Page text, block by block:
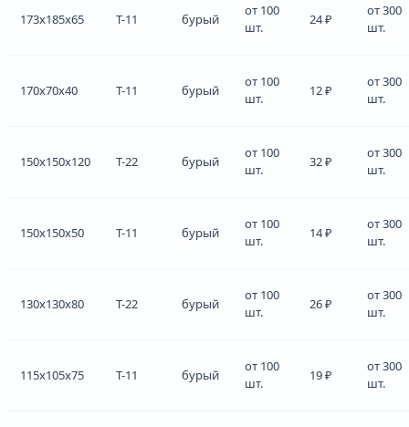
173x185x65 Т-11 бурый
от 100
шт.
24 ₽
от 300
шт.
170x70x40 Т-11 бурый
от 100
шт.
12 ₽
от 300
шт.
150x150x120 Т-22 бурый
от 100
шт.
32 ₽
от 300
шт.
150x150x50 Т-11 бурый
от 100
шт.
14 ₽
от 300
шт.
130x130x80 Т-22 бурый
от 100
шт.
26 ₽
от 300
шт.
115x105x75 Т-11 бурый
от 100
шт.
19 ₽
от 300
шт.